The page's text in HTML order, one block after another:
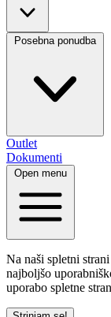
Posebna ponudba
Outlet
Dokumenti
Open menu
Na naši spletni
najboljšo
uporabo spletne